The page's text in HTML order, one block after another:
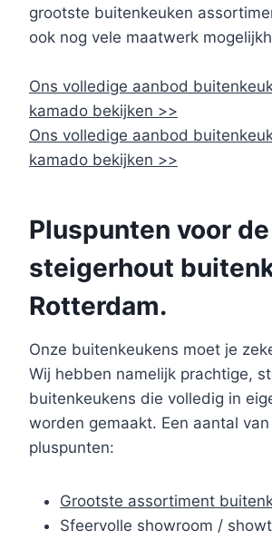
grootste buitenkeuken
ook nog vele maatwerk
Ons volledige aanbod
kamado bekijken >>
Ons volledige aanbod
kamado bekijken >>
Pluspunten voor de
steigerhout
Rotterdam.
Onze buitenkeukens moet je
Wij hebben namelijk prachtige,
buitenkeukens die volledig in
worden gemaakt. Een aantal van
pluspunten:
Grootste assortiment
Sfeervolle showroom /